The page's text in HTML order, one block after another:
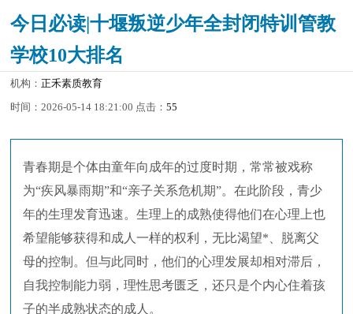
今日必读|十堰叛逆少年全封闭特训管教
学校10大排名
机构：正禾素质教育
时间：2026-05-14 18:21:00 点击：55
青春期是个体由童年向成年的过度时期，常常被戏称
为“疾风暴雨期”和“亲子关系危机期”。在此阶段，青少
年的生理发育迅速。生理上的成熟使得他们在心理上也
希望能够获得和成人一样的权利，无比渴望*、脱离父
母的控制。但与此同时，他们的心理发展却相对滞后，
自我控制能力弱，理性思考匮乏，还只是个内心住着孩
子的半成熟状态的成人。